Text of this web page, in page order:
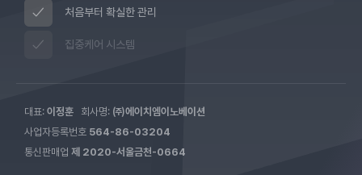
처음부터 확실한 관리
집중케어 시스템
대표: 이정훈 회사명: ㈜에이치엠이노베이션
사업자등록번호 564-86-03204
통신판매업 제 2020-서울금천-0664